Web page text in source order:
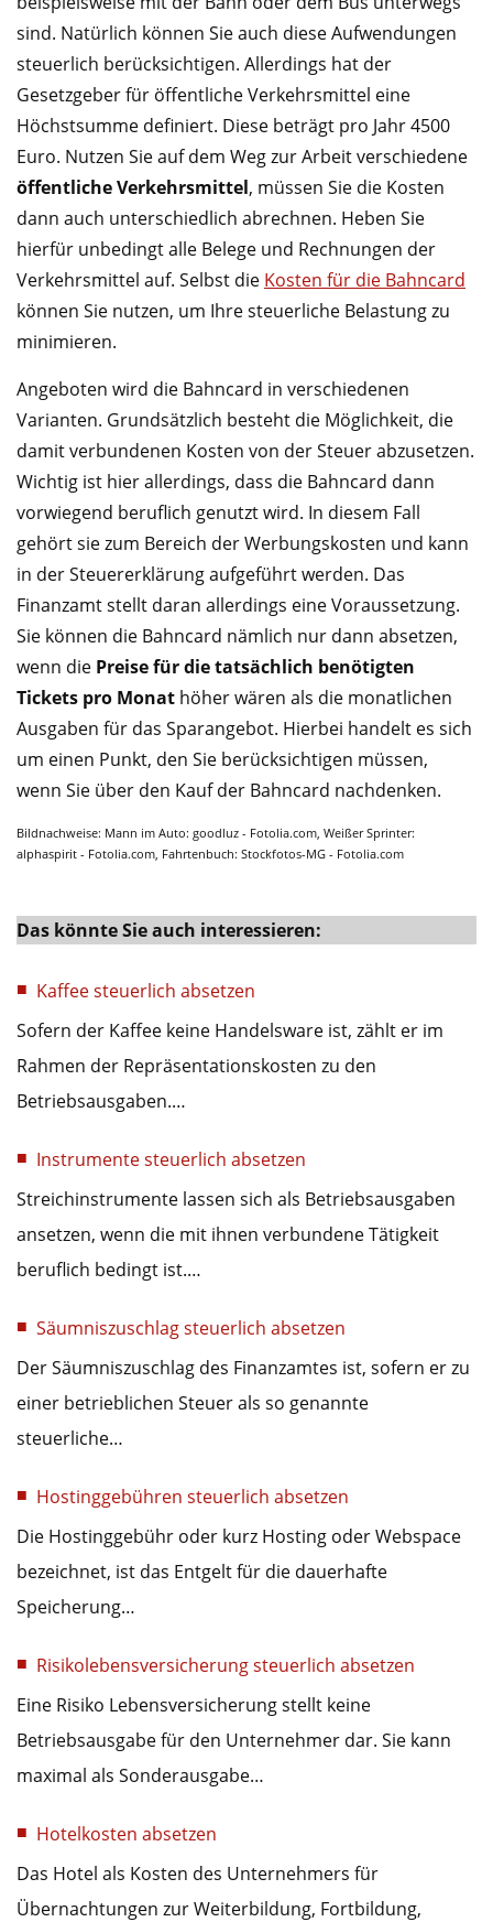
sind. Natürlich können Sie auch diese Aufwendungen
steuerlich berücksichtigen. Allerdings hat der
Gesetzgeber für öffentliche Verkehrsmittel eine
Höchstsumme definiert. Diese beträgt pro Jahr 4500
Euro. Nutzen Sie auf dem Weg zur Arbeit verschiedene
öffentliche Verkehrsmittel, müssen Sie die Kosten
dann auch unterschiedlich abrechnen. Heben Sie
hierfür unbedingt alle Belege und Rechnungen der
Verkehrsmittel auf. Selbst die Kosten für die Bahncard
können Sie nutzen, um Ihre steuerliche Belastung zu
minimieren.
Angeboten wird die Bahncard in verschiedenen
Varianten. Grundsätzlich besteht die Möglichkeit, die
damit verbundenen Kosten von der Steuer abzusetzen.
Wichtig ist hier allerdings, dass die Bahncard dann
vorwiegend beruflich genutzt wird. In diesem Fall
gehört sie zum Bereich der Werbungskosten und kann
in der Steuererklärung aufgeführt werden. Das
Finanzamt stellt daran allerdings eine Voraussetzung.
Sie können die Bahncard nämlich nur dann absetzen,
wenn die Preise für die tatsächlich benötigten
Tickets pro Monat höher wären als die monatlichen
Ausgaben für das Sparangebot. Hierbei handelt es sich
um einen Punkt, den Sie berücksichtigen müssen,
wenn Sie über den Kauf der Bahncard nachdenken.
Bildnachweise: Mann im Auto: goodluz - Fotolia.com, Weißer Sprinter:
alphaspirit - Fotolia.com, Fahrtenbuch: Stockfotos-MG - Fotolia.com
Das könnte Sie auch interessieren:
Kaffee steuerlich absetzen
Sofern der Kaffee keine Handelsware ist, zählt er im
Rahmen der Repräsentationskosten zu den
Betriebsausgaben.…
Instrumente steuerlich absetzen
Streichinstrumente lassen sich als Betriebsausgaben
ansetzen, wenn die mit ihnen verbundene Tätigkeit
beruflich bedingt ist.…
Säumniszuschlag steuerlich absetzen
Der Säumniszuschlag des Finanzamtes ist, sofern er zu
einer betrieblichen Steuer als so genannte
steuerliche…
Hostinggebühren steuerlich absetzen
Die Hostinggebühr oder kurz Hosting oder Webspace
bezeichnet, ist das Entgelt für die dauerhafte
Speicherung…
Risikolebensversicherung steuerlich absetzen
Eine Risiko Lebensversicherung stellt keine
Betriebsausgabe für den Unternehmer dar. Sie kann
maximal als Sonderausgabe…
Hotelkosten absetzen
Das Hotel als Kosten des Unternehmers für
Übernachtungen zur Weiterbildung, Fortbildung,